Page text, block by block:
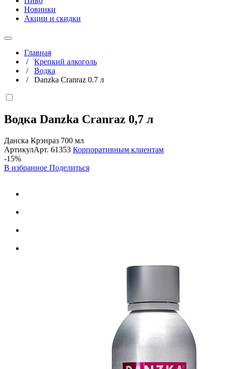
Новинки
Акции и скидки
Главная
/ Крепкий алкоголь
/ Водка
/ Danzka Cranraz 0.7 л
Водка Danzka Cranraz 0,7 л
Данска Крэнраз 700 мл
АртикулАрт. 61353 Корпоративным клиентам
-15%
В избранное Поделиться